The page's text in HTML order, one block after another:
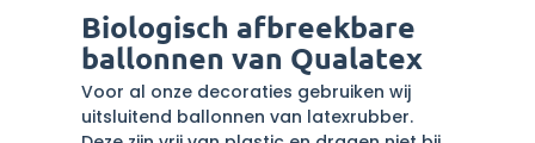
Biologisch afbreekbare
ballonnen van Qualatex
Voor al onze decoraties gebruiken wij
uitsluitend ballonnen van latexrubber.